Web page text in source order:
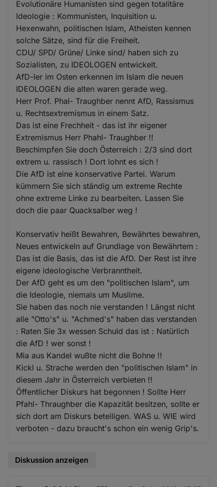
Evolutionäre Humanisten sind gegen totalitäre
Ideologie : Kommunisten, Inquisition u.
Hexenwahn, politischen Islam, Atheisten kennen
solche Sätze, sind für die Freiheit.
CDU/ SPD/ Grüne/ Linke sind/ haben sich zu
Sozialisten, zu IDEOLOGEN entwickelt.
AfD-ler im Osten erkennen im Islam die neuen
IDEOLOGEN die alten waren gerade weg.
Herr Prof. Phal- Traughber nennt AfD, Rassismus
u. Rechtsextremismus in einem Satz.
Das ist eine Frechheit - das ist ihr eigener
Extremismus Herr Phahl- Traughber !!
Beschimpfen Sie doch Österreich : 2/3 sind dort
extrem u. rassisch ! Dort lohnt es sich !
Die AfD ist eine konservative Partei. Warum
kümmern Sie sich ständig um extreme Rechte
ohne extreme Linke zu bearbeiten. Lassen Sie
doch die paar Quacksalber weg !
Konservativ heißt Bewahren, Bewährtes bewahren,
Neues entwickeln auf Grundlage von Bewährtem :
Das ist die Basis, das ist die AfD. Der Rest ist ihre
eigene ideologische Verbranntheit.
Der AfD geht es um den "politischen Islam", um
die Ideologie, niemals um Muslime.
Sie haben das noch nie verstanden ! Längst nicht
alle "Otto's" u. "Achmed's" haben das verstanden
: Raten Sie 3x wessen Schuld das ist : Natürlich
die AfD ! wer sonst !
Mia aus Kandel wußte nicht die Bohne !!
Kickl u. Strache werden den "politischen Islam" in
diesem Jahr in Österreich verbieten !!
Öffentlicher Diskurs hat begonnen ! Sollte Herr
Pfahl- Thraughber die Kapazität besitzen, sollte er
sich dort am Diskurs beteiligen. WAS u. WIE wird
verboten - dazu braucht's schon ein wenig Grip's.
Diskussion anzeigen